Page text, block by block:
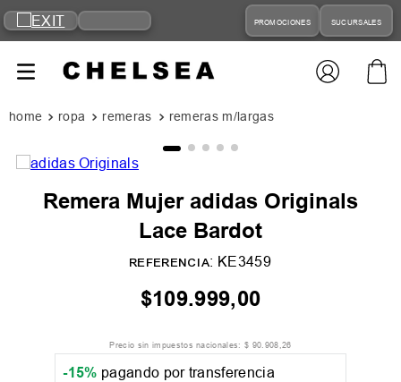
PROMOCIONES SUCURSALES
ropa remeras remeras m/largas
Remera Mujer adidas Originals
Lace Bardot
REFERENCIA: KE3459
$109.999,00
Precio sin impuestos nacionales: $ 90.908,26
-15% pagando por transferencia